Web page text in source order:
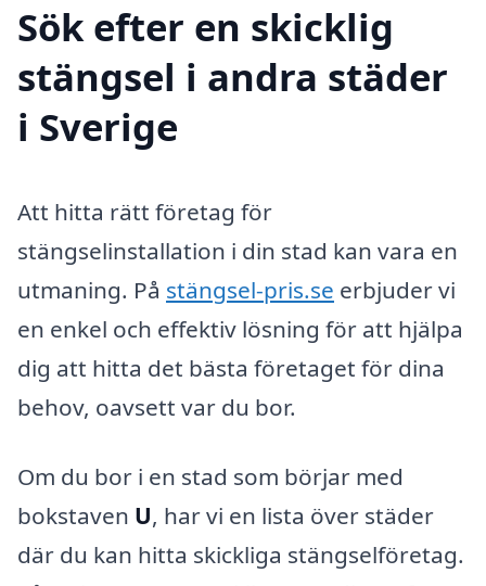
Sök efter en skicklig
stängsel i andra städer
i Sverige
Att hitta rätt företag för
stängselinstallation i din stad kan vara en
utmaning. På stängsel-pris.se erbjuder vi
en enkel och effektiv lösning för att hjälpa
dig att hitta det bästa företaget för dina
behov, oavsett var du bor.
Om du bor i en stad som börjar med
bokstaven U, har vi en lista över städer
där du kan hitta skickliga stängselföretag.